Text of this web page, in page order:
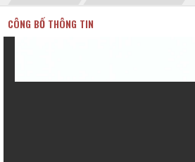
CÔNG BỐ THÔNG TIN